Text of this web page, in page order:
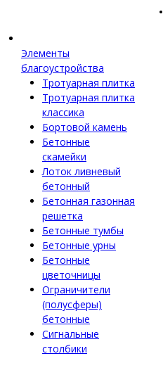
Элементы
благоустройства
Тротуарная плитка
Тротуарная плитка
классика
Бортовой камень
Бетонные
скамейки
Лоток ливневый
бетонный
Бетонная газонная
решетка
Бетонные тумбы
Бетонные урны
Бетонные
цветочницы
Ограничители
(полусферы)
бетонные
Сигнальные
столбики